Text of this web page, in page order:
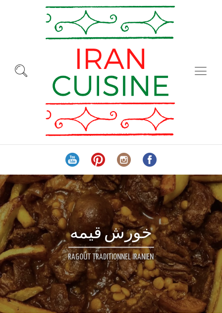
خورش قیمه
RAGOÛT TRADITIONNEL IRANIEN